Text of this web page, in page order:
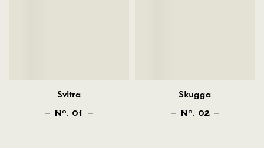
Svitra
NO . 01
Skugga
NO . 02